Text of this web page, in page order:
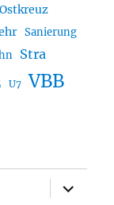
Ostkreuz
Sanierung
Stra
U7 VBB
öffnen